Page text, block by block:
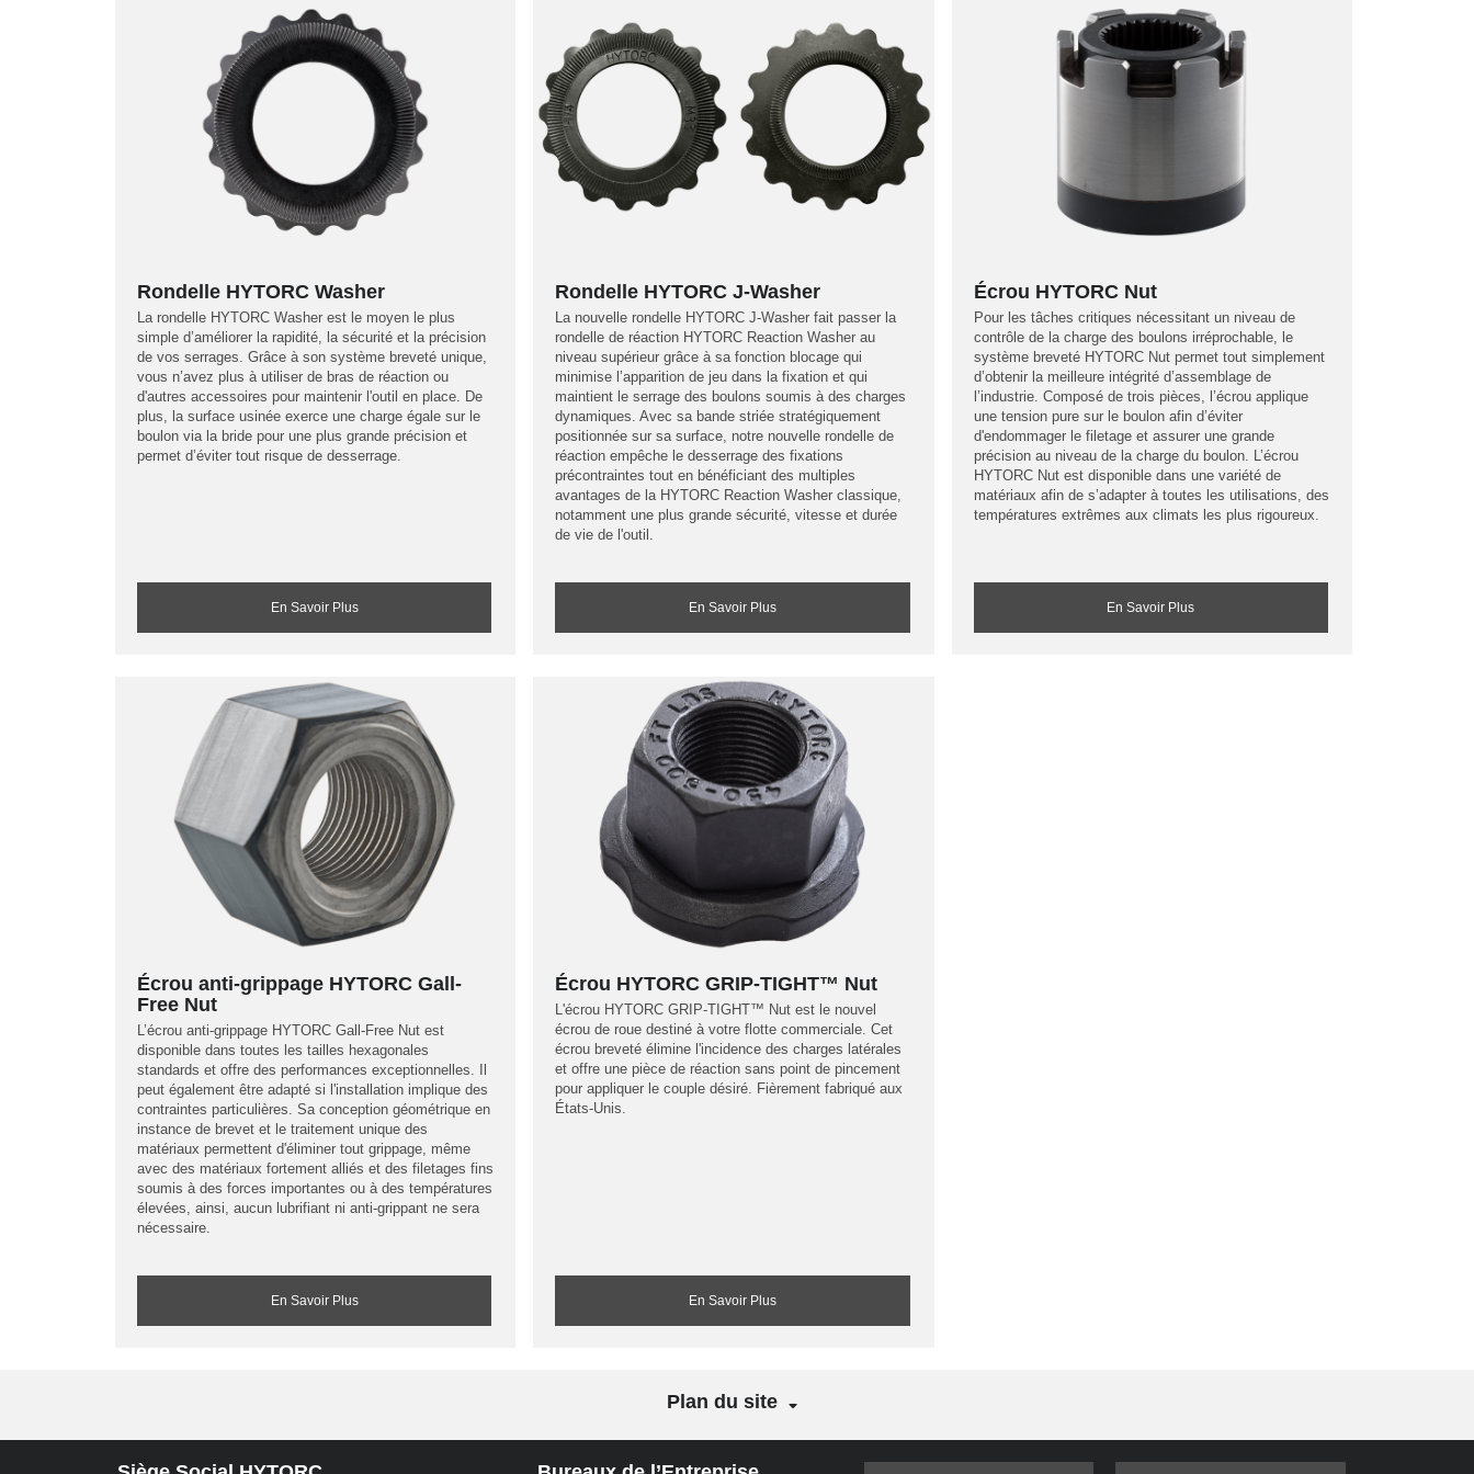
Rondelle HYTORC Washer
La rondelle HYTORC Washer est le moyen le plus
simple d’améliorer la rapidité, la sécurité et la précision
de vos serrages. Grâce à son système breveté unique,
vous n’avez plus à utiliser de bras de réaction ou
d'autres accessoires pour maintenir l'outil en place. De
plus, la surface usinée exerce une charge égale sur le
boulon via la bride pour une plus grande précision et
permet d’éviter tout risque de desserrage.
En Savoir Plus
Rondelle HYTORC J-Washer
La nouvelle rondelle HYTORC J-Washer fait passer la
rondelle de réaction HYTORC Reaction Washer au
niveau supérieur grâce à sa fonction blocage qui
minimise l’apparition de jeu dans la fixation et qui
maintient le serrage des boulons soumis à des charges
dynamiques. Avec sa bande striée stratégiquement
positionnée sur sa surface, notre nouvelle rondelle de
réaction empêche le desserrage des fixations
précontraintes tout en bénéficiant des multiples
avantages de la HYTORC Reaction Washer classique,
notamment une plus grande sécurité, vitesse et durée
de vie de l'outil.
En Savoir Plus
Écrou HYTORC Nut
Pour les tâches critiques nécessitant un niveau de
contrôle de la charge des boulons irréprochable, le
système breveté HYTORC Nut permet tout simplement
d’obtenir la meilleure intégrité d’assemblage de
l’industrie. Composé de trois pièces, l’écrou applique
une tension pure sur le boulon afin d’éviter
d'endommager le filetage et assurer une grande
précision au niveau de la charge du boulon. L’écrou
HYTORC Nut est disponible dans une variété de
matériaux afin de s’adapter à toutes les utilisations, des
températures extrêmes aux climats les plus rigoureux.
En Savoir Plus
Écrou anti-grippage HYTORC Gall-
Free Nut
L’écrou anti-grippage HYTORC Gall-Free Nut est
disponible dans toutes les tailles hexagonales
standards et offre des performances exceptionnelles. Il
peut également être adapté si l'installation implique des
contraintes particulières. Sa conception géométrique en
instance de brevet et le traitement unique des
matériaux permettent d'éliminer tout grippage, même
avec des matériaux fortement alliés et des filetages fins
soumis à des forces importantes ou à des températures
élevées, ainsi, aucun lubrifiant ni anti-grippant ne sera
nécessaire.
En Savoir Plus
Écrou HYTORC GRIP-TIGHT™ Nut
L'écrou HYTORC GRIP-TIGHT™ Nut est le nouvel
écrou de roue destiné à votre flotte commerciale. Cet
écrou breveté élimine l'incidence des charges latérales
et offre une pièce de réaction sans point de pincement
pour appliquer le couple désiré. Fièrement fabriqué aux
États-Unis.
En Savoir Plus
Plan du site